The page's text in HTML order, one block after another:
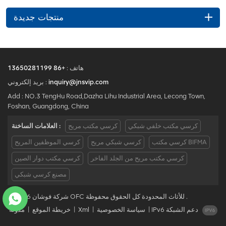
منتجات جديدة
هاتف : +86 13650281199
بريد إلكتروني : inquiry@jnsvip.com
Add : NO.3 TengHu Road,Dazha Lihu Industrial Area, Lecong Town,
Foshan, Guangdong, China
العلامات الساخنة : كرسي مكتب مريح كرسي مكتب خلفي شبكي
كرسي الموظفين المريح كرسي شبكي مريح كرسي مكتب BIFMA
كرسي مكتب دوار الصين كرسي مكتب مريح من الجلد الفاخر
مصنع كرسي شبكي
© 2026 شركة فوشان OFC للأثاث المحدودة كل الحقوق محفوظة .
مدونة
خريطة الموقع Xml سياسة الخصوصية